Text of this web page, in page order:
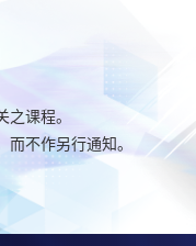
课程。
不作另行通知。